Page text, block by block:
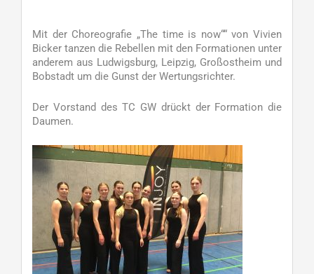
Mit der Choreografie „The time is now““ von Vivien
Bicker tanzen die Rebellen mit den Formationen unter
anderem aus Ludwigsburg, Leipzig, Großostheim und
Bobstadt um die Gunst der Wertungsrichter.
Der Vorstand des TC GW drückt der Formation die
Daumen.